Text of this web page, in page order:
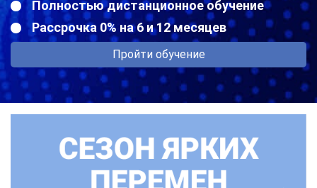
Полностью дистанционное обучение
Рассрочка 0% на 6 и 12 месяцев
Пройти обучение